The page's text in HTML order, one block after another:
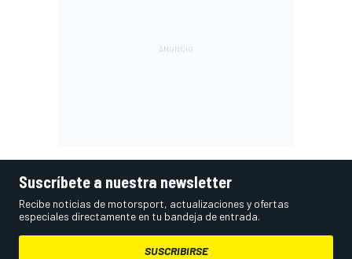
Suscríbete a nuestra newsletter
Recibe noticias de motorsport, actualizaciones y ofertas
especiales directamente en tu bandeja de entrada.
SUSCRIBIRSE